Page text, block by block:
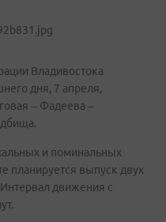
Владивостока
дня, 7 апреля,
– Фадеева –
и поминальных
планируется выпуск двух
движения с